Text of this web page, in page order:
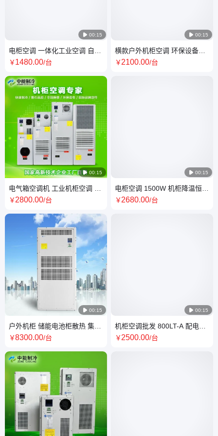
 00:15
电柜空调 一体化工业空调 自动
化设备 中能制冷 源头厂家
￥1480.00/台
 00:15
电气箱空调机 工业机柜空调 厂
房室内用 中能制冷源头工厂
￥2800.00/台
 00:15
户外机柜 储能电池柜散热 集装
机柜控制器 中能制冷
￥8300.00/台
 00:15
横款户外机柜空调 环保设备降
温空调 电控柜制冷 机床空调
￥2100.00/台
 00:15
电柜空调 1500W 机柜降温恒温
配电箱除湿恒温 中能制冷
￥2680.00/台
 00:15
机柜空调批发 800LT-A 配电柜
工业机柜直售 支持定制 源头厂
￥2500.00/台